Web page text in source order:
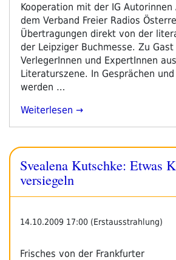
Kooperation mit der IG Autorinnen
dem Verband Freier Radios
Übertragungen direkt von der
der Leipziger Buchmesse. Zu
VerlegerInnen und ExpertInnen
Literaturszene. In Gesprächen und
werden …
„19
Von
Der
Leipziger
Buchmesse“
Weiterlesen
Svealena Kutschke: Etwas
versiegeln
14.10.2009 17:00 (Erstausstrahlung)
Frisches von der Frankfurter